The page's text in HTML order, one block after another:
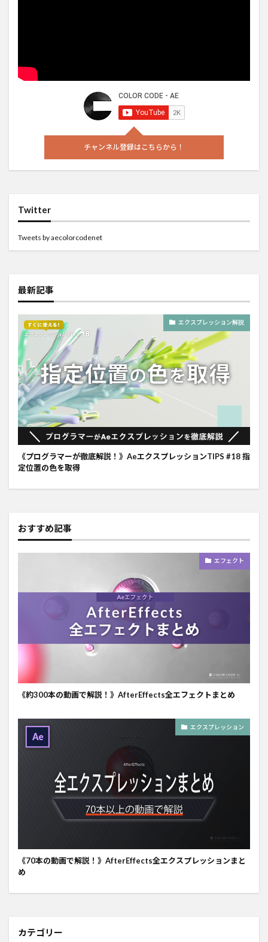
チャンネル登録はこちらから！
Twitter
Tweets by aecolorcodenet
最新記事
エクスプレッション解説
《プログラマーが徹底解説！》AeエクスプレッションTIPS #18 指
定位置の色を取得
おすすめ記事
エフェクト
《約300本の動画で解説！》AfterEffects全エフェクトまとめ
エクスプレッション
《70本の動画で解説！》AfterEffects全エクスプレッションまと
め
カテゴリー